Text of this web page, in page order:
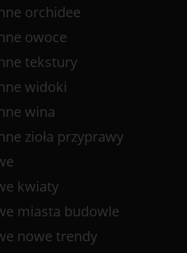
orchidee
owoce
tekstury
widoki
wina
zioła przyprawy
kwiaty
miasta budowle
nowe trendy